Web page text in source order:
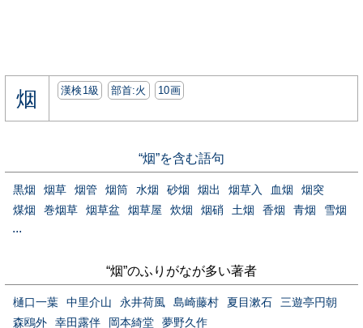
烟 漢検1級 部首:⽕ 10画
“烟”を含む語句
黒烟 烟草 烟管 烟筒 水烟 砂烟 烟出 烟草入 血烟
烟突
煤烟
巻烟草 烟草盆 烟草屋 炊烟 烟硝 土烟 香烟 青烟 雪烟
...
“烟”のふりがなが多い著者
樋口一葉 中里介山 永井荷風 島崎藤村 夏目漱石
三遊亭円朝
森鴎外
幸田露伴 岡本綺堂 夢野久作